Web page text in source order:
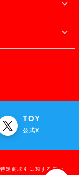
TOY
公式X
特定商取引に関する表示